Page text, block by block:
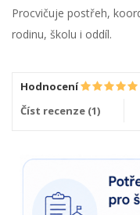
Procvičuje postřeh,
rodinu, školu i oddíl.
Hodnocení
Číst recenze (1)